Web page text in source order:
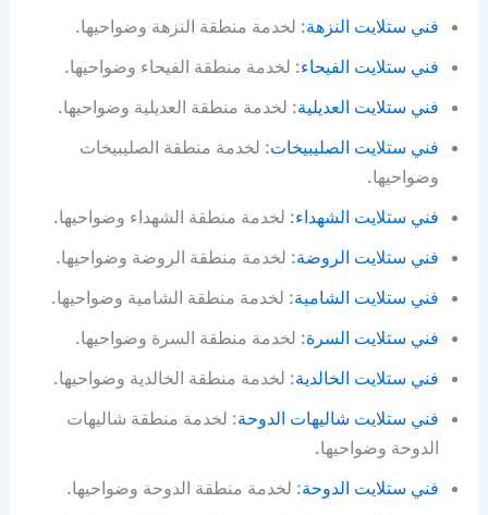
فني ستلايت النزهة: لخدمة منطقة النزهة وضواحيها.
فني ستلايت الفيحاء: لخدمة منطقة الفيحاء وضواحيها.
فني ستلايت العديلية: لخدمة منطقة العديلية وضواحيها.
فني ستلايت الصليبيخات: لخدمة منطقة الصليبيخات
وضواحيها.
فني ستلايت الشهداء: لخدمة منطقة الشهداء وضواحيها.
فني ستلايت الروضة: لخدمة منطقة الروضة وضواحيها.
فني ستلايت الشامية: لخدمة منطقة الشامية وضواحيها.
فني ستلايت السرة: لخدمة منطقة السرة وضواحيها.
فني ستلايت الخالدية: لخدمة منطقة الخالدية وضواحيها.
فني ستلايت شاليهات الدوحة: لخدمة منطقة شاليهات
الدوحة وضواحيها.
فني ستلايت الدوحة: لخدمة منطقة الدوحة وضواحيها.